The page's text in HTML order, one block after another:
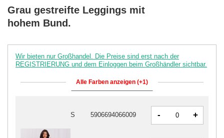
Grau gestreifte Leggings mit
hohem Bund.
Wir bieten nur Großhandel. Die Preise sind erst nach der
REGISTRIERUNG und dem Einloggen beim Großhändler sichtbar.
Alle Farben anzeigen (+1)
S 5906694066009 - +